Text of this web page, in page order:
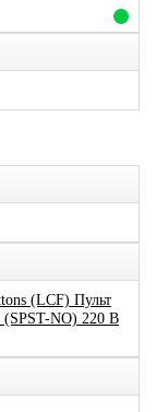
(LCF) Пульт
NO) 220 В